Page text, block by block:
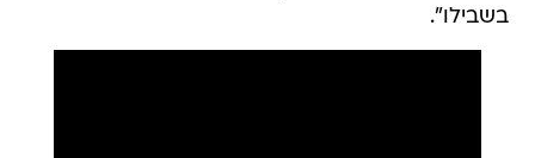
בשבילו".